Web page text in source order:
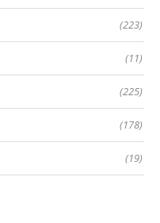
(223)
(11)
(225)
(178)
(19)